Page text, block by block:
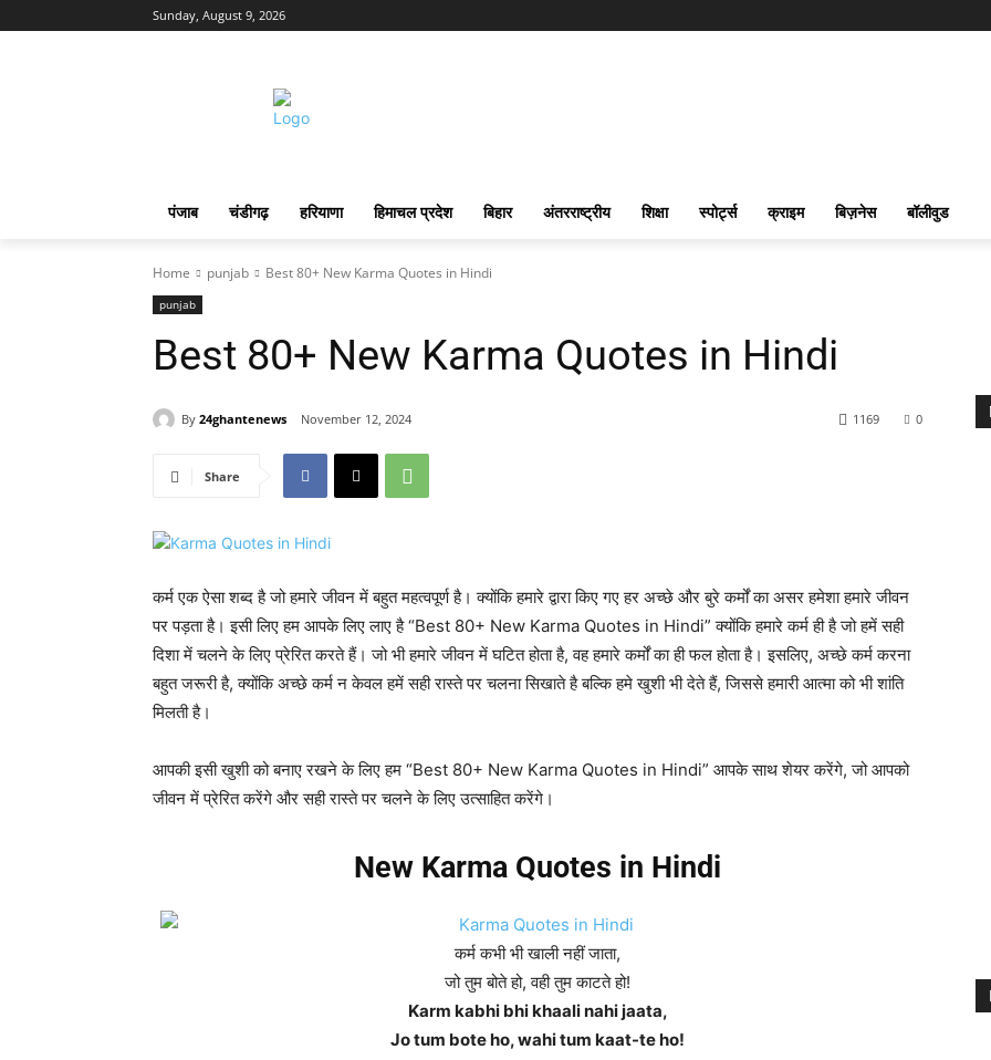
Sunday, August 9, 2026
पंजाब चंडीगढ़ हरियाणा हिमाचल प्रदेश बिहार अंतरराष्ट्रीय शिक्षा स्पोर्ट्स क्राइम बिज़नेस बॉलीवुड
Home punjab Best 80+ New Karma Quotes in Hindi
punjab
Best 80+ New Karma Quotes in Hindi
By 24ghantenews November 12, 2024 0
1169
Share
कर्म एक ऐसा शब्द है जो हमारे जीवन में बहुत महत्वपूर्ण है। क्योंकि हमारे द्वारा किए गए हर अच्छे और बुरे कर्मों का असर हमेशा हमारे जीवन
पर पड़ता है। इसी लिए हम आपके लिए लाए है “Best 80+ New Karma Quotes in Hindi” क्योंकि हमारे कर्म ही है जो हमें सही
दिशा में चलने के लिए प्रेरित करते हैं। जो भी हमारे जीवन में घटित होता है, वह हमारे कर्मों का ही फल होता है। इसलिए, अच्छे कर्म करना
बहुत जरूरी है, क्योंकि अच्छे कर्म न केवल हमें सही रास्ते पर चलना सिखाते है बल्कि हमे खुशी भी देते हैं, जिससे हमारी आत्मा को भी शांति
मिलती है।
आपकी इसी खुशी को बनाए रखने के लिए हम “Best 80+ New Karma Quotes in Hindi” आपके साथ शेयर करेंगे, जो आपको
जीवन में प्रेरित करेंगे और सही रास्ते पर चलने के लिए उत्साहित करेंगे।
New Karma Quotes in Hindi
कर्म कभी भी खाली नहीं जाता,
जो तुम बोते हो, वही तुम काटते हो!
Karm kabhi bhi khaali nahi jaata,
Jo tum bote ho, wahi tum kaat-te ho!